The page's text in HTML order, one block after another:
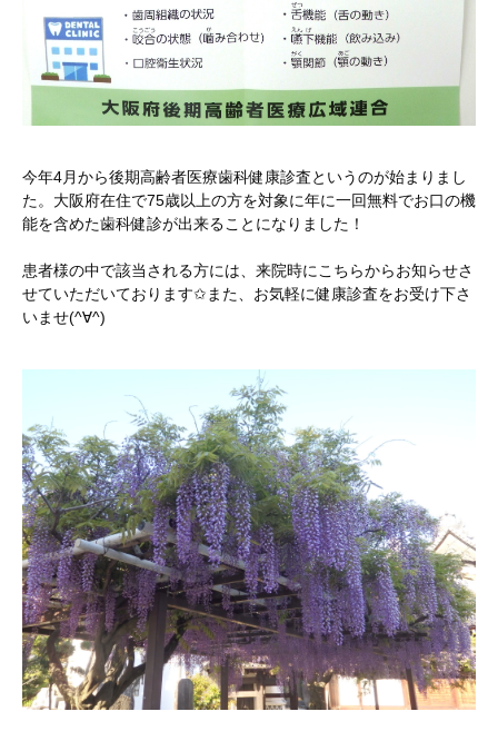
今年4月から後期高齢者医療歯科健康診査というのが始まりまし
た。大阪府在住で75歳以上の方を対象に年に一回無料でお口の機
能を含めた歯科健診が出来ることになりました！
患者様の中で該当される方には、来院時にこちらからお知らせさ
せていただいております✩また、お気軽に健康診査をお受け下さ
いませ(^∀^)